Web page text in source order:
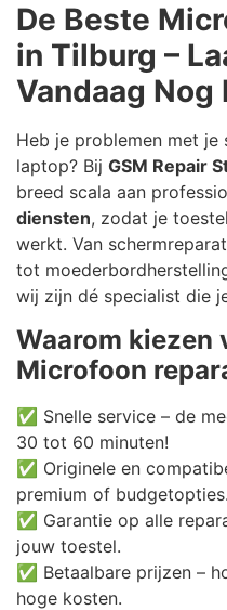
De Beste
in Tilburg –
Vandaag Nog
Heb je problemen met
laptop? Bij GSM Repair
breed scala aan
diensten, zodat je
werkt. Van
tot
wij zijn dé specialist die
Waarom kiezen
Microfoon
✅ Snelle service – de
30 tot 60 minuten!
✅ Originele en
premium of budgetopties.
✅ Garantie op alle
jouw toestel.
✅ Betaalbare prijzen –
hoge kosten.